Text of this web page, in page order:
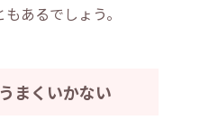
あるでしょう。
まくいかない